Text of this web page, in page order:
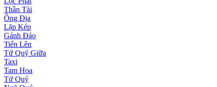
Thần Tài
Ông Địa
Lặp Kép
Gánh Đảo
Tiến Lên
Tứ Quý Giữa
Taxi
Tam Hoa
Tứ Quý